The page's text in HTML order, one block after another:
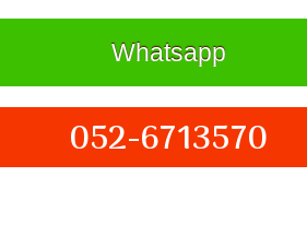
052-6713570
Whatsapp